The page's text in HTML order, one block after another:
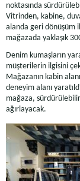
noktasında
Vitrinden, kabine,
alanda geri dönüşüm
mağazada yaklaşık
Denim kumaşların
müşterilerin ilgisini
Mağazanın kabin
deneyim alanı
mağaza,
ağırlayacak.